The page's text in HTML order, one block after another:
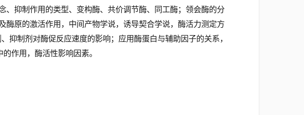
、抑制作用的类型、变构酶、共价调节酶、同工酶；领会酶的分
酶原的激活作用，中间产物学说，诱导契合学说，酶活力测定方
抑制剂对酶促反应速度的影响；应用酶蛋白与辅助因子的关系，
作用，酶活性影响因素。